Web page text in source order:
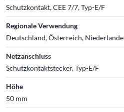
Schutzkontakt, CEE 7/7, Typ-E/F
Regionale Verwendung
Deutschland, Österreich, Niederlande
Netzanschluss
Schutzkontaktstecker, Typ-E/F
Höhe
50 mm